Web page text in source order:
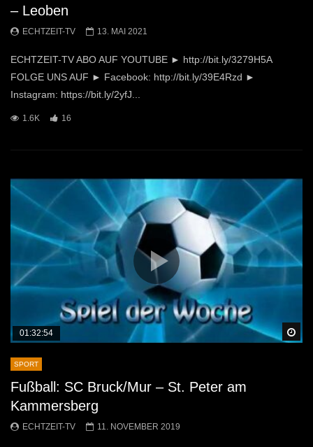
– Leoben
ECHTZEIT-TV 13. MAI 2021
ECHTZEIT-TV ABO AUF YOUTUBE ► http://bit.ly/3279H5A
FOLGE UNS AUF ► Facebook: http://bit.ly/39E4Rzd ►
Instagram: https://bit.ly/2yfJ...
1.6K 16
01:32:54
SPORT
Fußball: SC Bruck/Mur – St. Peter am
Kammersberg
ECHTZEIT-TV 11. NOVEMBER 2019